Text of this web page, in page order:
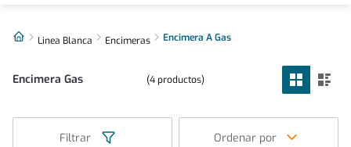
2 . cocina 4 platos
5. secadora
Linea Blanca Encimeras Encimera A Gas
Encimera Gas 4productos
Filtrar Ordenar por